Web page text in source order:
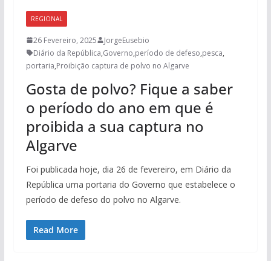
REGIONAL
26 Fevereiro, 2025
JorgeEusebio
Diário da República,Governo,período de defeso,pesca,
portaria,Proibição captura de polvo no Algarve
Gosta de polvo? Fique a saber
o período do ano em que é
proibida a sua captura no
Algarve
Foi publicada hoje, dia 26 de fevereiro, em Diário da
República uma portaria do Governo que estabelece o
período de defeso do polvo no Algarve.
Read More